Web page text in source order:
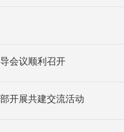
会议顺利召开
开展共建交流活动